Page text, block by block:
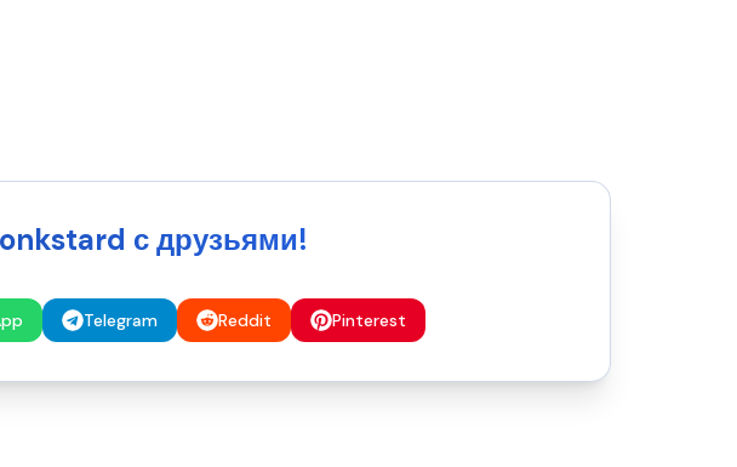
с друзьями!
Telegram Reddit Pinterest